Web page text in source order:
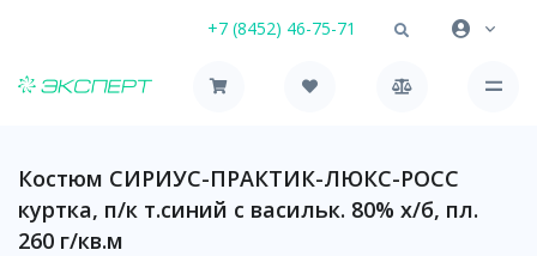
+7 (8452) 46-75-71
Костюм СИРИУС-ПРАКТИК-ЛЮКС-РОСС
куртка, п/к т.синий с васильк. 80% х/б, пл.
260 г/кв.м